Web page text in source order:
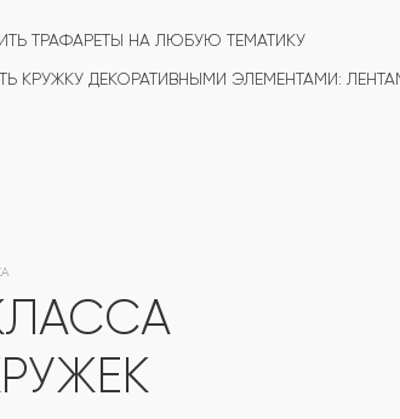
ТРАФАРЕТЫ НА ЛЮБУЮ ТЕМАТИКУ
КРУЖКУ ДЕКОРАТИВНЫМИ ЭЛЕМЕНТАМИ: